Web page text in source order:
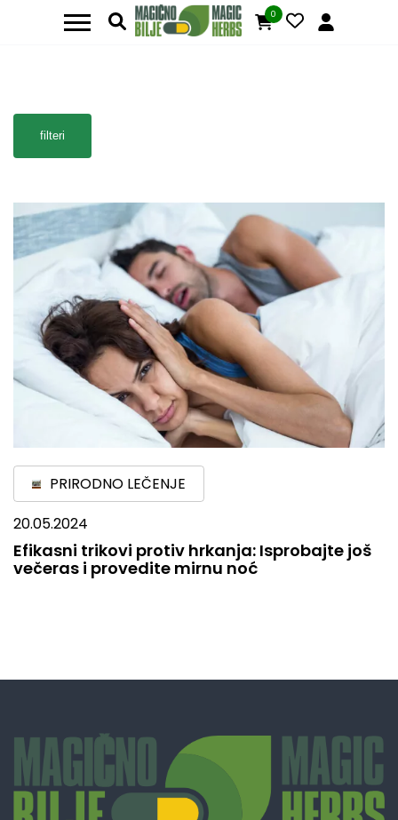
0
filteri
PRIRODNO LEČENJE
20.05.2024
Efikasni trikovi protiv hrkanja: Isprobajte još
večeras i provedite mirnu noć